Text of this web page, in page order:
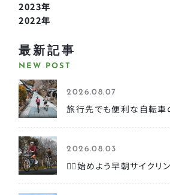
2023年
2022年
最新記事
NEW POST
2026.08.07
旅行先でも便利な自転車
2026.08.03
🚴‍♀️始めよう早朝サイクリ